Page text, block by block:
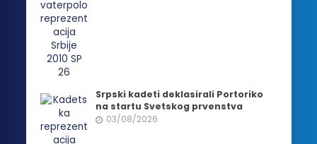
Srpski kadeti deklasirali Portoriko
na startu Svetskog prvenstva
03/08/2026